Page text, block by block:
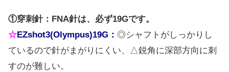
①穿刺針：FNA針は、必ず19Gです。
☆EZshot3(Olympus)19G： ◎シャフトがしっかりし
ているので針がまがりにくい、△鋭角に深部方向に刺
すのが難しい。